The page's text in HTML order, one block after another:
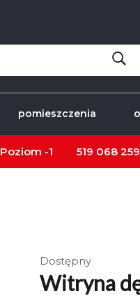
pomieszczenia
Poziom -1 519 068 259
Dostępny
Witryna